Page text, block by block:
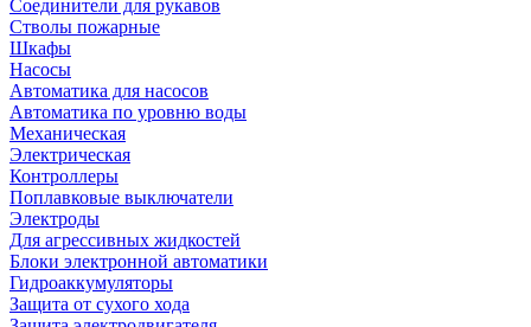
Соединители для рукавов
Стволы пожарные
Шкафы
Насосы
Автоматика для насосов
Автоматика по уровню воды
Механическая
Электрическая
Контроллеры
Поплавковые выключатели
Электроды
Для агрессивных жидкостей
Блоки электронной автоматики
Гидроаккумуляторы
Защита от сухого хода